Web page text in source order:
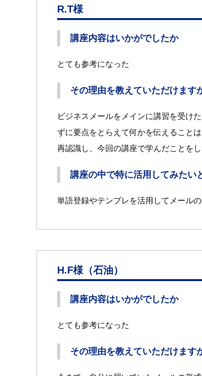
R.T様
講座内容はいかがでしたか
とても参考になった
その理由を教えていただけます
ビジネスメールをメインに講習を受け
ずに要点をとらえて何かを伝えること
再認識し、今回の講座で学んだことを
講座の中で特に活用してみたい
単語登録やテンプレを活用してメール
H.F様（石油）
講座内容はいかがでしたか
とても参考になった
その理由を教えていただけます